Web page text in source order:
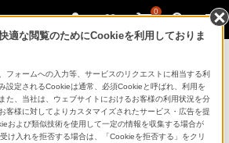
0
のご利用ガイド
ソニーストアのご利用方法・サービ
案内しております。
適な閲覧のためにCookieを利用しておりま
フォームへの入力等、サービスのリクエストに相当する利
設定されるCookieは通常、必須Cookieと呼ばれ、利用を
た、当社は、ウェブサイトにおけるお客様の利用状況を分
客様に対してよりカスタマイズされたサービス・広告を提
および類似技術を使用して一定の情報を収集する場合が
け入れを拒否する場合は、「Cookieを拒否する」をクリ